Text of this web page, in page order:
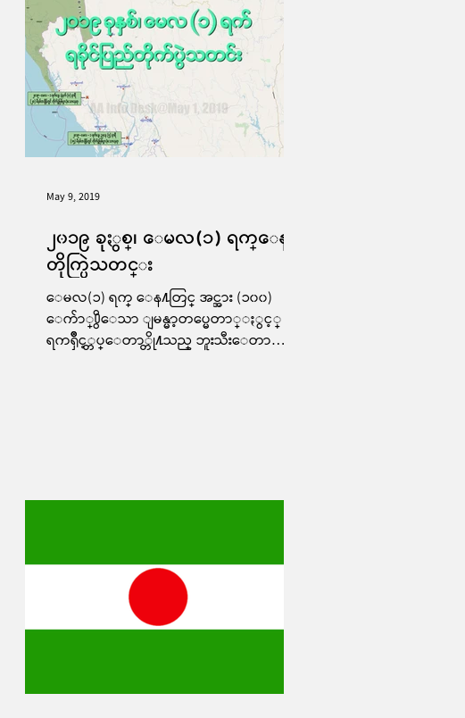
၂၀၁၉ ခုႏွစ္၊ ေမလ(၁) ရက္ေန႔
တိုက္ပြဲသတင္း
ေမလ(၁) ရက္ ေန႔တြင္ အင္အား (၁၀၀)
ေက်ာ္႐ွိေသာ ျမန္မာ့တပ္မေတာ္ႏွင့္
ရကၡိဳင့္တပ္ေတာ္တို႔သည္ ဘူးသီးေတာ
May 9, 2019